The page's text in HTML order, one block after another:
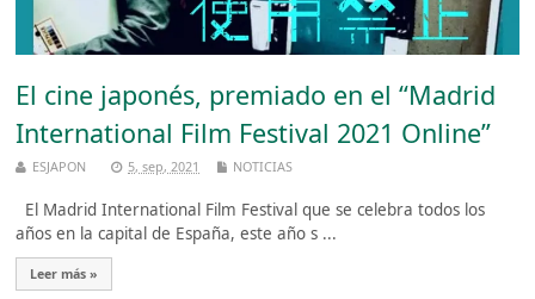
El cine japonés, premiado en el “Madrid
International Film Festival 2021 Online”
ESJAPON 5, sep, 2021 NOTICIAS
El Madrid International Film Festival que se celebra todos los
años en la capital de España, este año s ...
Leer más »